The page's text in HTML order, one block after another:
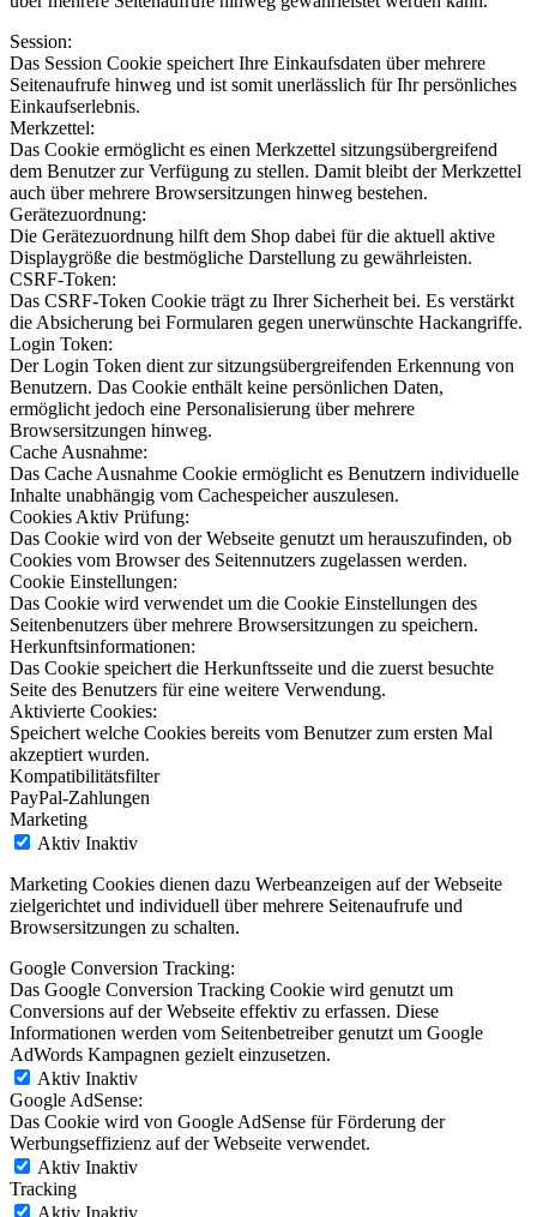
Session:
Das Session Cookie speichert Ihre Einkaufsdaten über mehrere
Seitenaufrufe hinweg und ist somit unerlässlich für Ihr persönliches
Einkaufserlebnis.
Merkzettel:
Das Cookie ermöglicht es einen Merkzettel sitzungsübergreifend
dem Benutzer zur Verfügung zu stellen. Damit bleibt der Merkzettel
auch über mehrere Browsersitzungen hinweg bestehen.
Gerätezuordnung:
Die Gerätezuordnung hilft dem Shop dabei für die aktuell aktive
Displaygröße die bestmögliche Darstellung zu gewährleisten.
CSRF-Token:
Das CSRF-Token Cookie trägt zu Ihrer Sicherheit bei. Es verstärkt
die Absicherung bei Formularen gegen unerwünschte Hackangriffe.
Login Token:
Der Login Token dient zur sitzungsübergreifenden Erkennung von
Benutzern. Das Cookie enthält keine persönlichen Daten,
ermöglicht jedoch eine Personalisierung über mehrere
Browsersitzungen hinweg.
Cache Ausnahme:
Das Cache Ausnahme Cookie ermöglicht es Benutzern individuelle
Inhalte unabhängig vom Cachespeicher auszulesen.
Cookies Aktiv Prüfung:
Das Cookie wird von der Webseite genutzt um herauszufinden, ob
Cookies vom Browser des Seitennutzers zugelassen werden.
Cookie Einstellungen:
Das Cookie wird verwendet um die Cookie Einstellungen des
Seitenbenutzers über mehrere Browsersitzungen zu speichern.
Herkunftsinformationen:
Das Cookie speichert die Herkunftsseite und die zuerst besuchte
Seite des Benutzers für eine weitere Verwendung.
Aktivierte Cookies:
Speichert welche Cookies bereits vom Benutzer zum ersten Mal
akzeptiert wurden.
Kompatibilitätsfilter
PayPal-Zahlungen
Marketing
Aktiv Inaktiv
Marketing Cookies dienen dazu Werbeanzeigen auf der Webseite
zielgerichtet und individuell über mehrere Seitenaufrufe und
Browsersitzungen zu schalten.
Google Conversion Tracking:
Das Google Conversion Tracking Cookie wird genutzt um
Conversions auf der Webseite effektiv zu erfassen. Diese
Informationen werden vom Seitenbetreiber genutzt um Google
AdWords Kampagnen gezielt einzusetzen.
Aktiv Inaktiv
Google AdSense:
Das Cookie wird von Google AdSense für Förderung der
Werbungseffizienz auf der Webseite verwendet.
Aktiv Inaktiv
Tracking
Aktiv Inaktiv